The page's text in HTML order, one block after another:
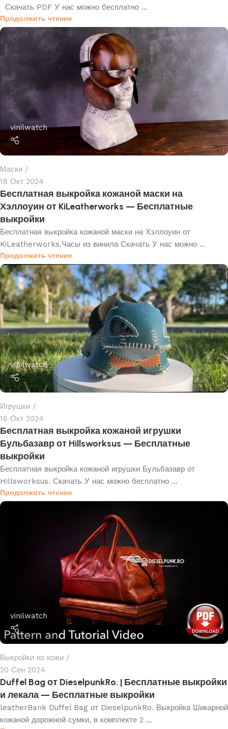
Скачать PDF У нас можно бесплатно ...
Продолжить чтение
vinilwatch
Маски
18 Окт 2024
Бесплатная выкройка кожаной маски на
Хэллоуин от KiLeatherworks — Бесплатные
выкройки
Бесплатная выкройка кожаной маски на Хэллоуин от
KiLeatherworks.Часы из винила Скачать У нас можно ...
Продолжить чтение
vinilwatch
Игрушки
16 Окт 2024
Бесплатная выкройка кожаной игрушки
Бульбазавр от Hillsworksus — Бесплатные
выкройки
Бесплатная выкройка кожаной игрушки Бульбазавр от
Hillsworksus. Скачать У нас можно бесплатно ...
Продолжить чтение
vinilwatch
Выкройки из кожи
20 Сен 2024
Duffel Bag от DieselpunkRo. | Бесплатные выкройки
и лекала — Бесплатные выкройки
leatherBank Duffel Bag от DieselpunkRo. Выкройка Шикарной
кожаной дорожной сумки, в комплекте 2 ...